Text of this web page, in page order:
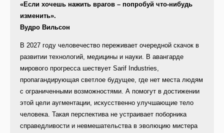
«Если хочешь нажить врагов – попробуй что-нибудь
изменить».
Вудро Вильсон
В 2027 году человечество переживает очередной скачок в
развитии технологий, медицины и науки. В авангарде
мирового прогресса шествует Sarif Industries,
пропагандирующая светлое будущее, где нет места людям
с ограниченными возможностями. А помогут в достижении
этой цели аугментации, искусственно улучшающие тело
человека. Такая перспектива не устраивает поборника
справедливости и невмешательства в эволюцию мистера